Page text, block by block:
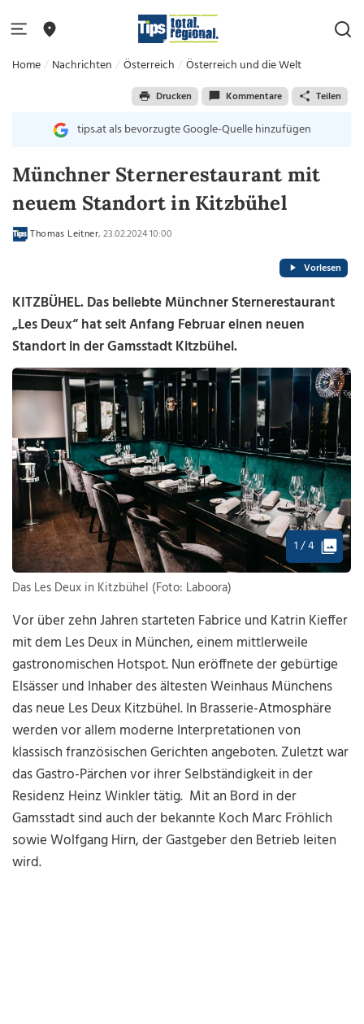
Home Nachrichten Österreich Österreich und die Welt
Drucken Kommentare Teilen
tips.at als bevorzugte Google-Quelle hinzufügen
Münchner Sternerestaurant mit
neuem Standort in Kitzbühel
Thomas Leitner, 23.02.2024 10:00
Vorlesen
KITZBÜHEL. Das beliebte Münchner Sternerestaurant
„Les Deux“ hat seit Anfang Februar einen neuen
Standort in der Gamsstadt Kitzbühel.
1 / 4
Das Les Deux in Kitzbühel (Foto: Laboora)
Vor über zehn Jahren starteten Fabrice und Katrin Kieffer
mit dem Les Deux in München, einem mittlerweile
gastronomischen Hotspot. Nun eröffnete der gebürtige
Elsässer und Inhaber des ältesten Weinhaus Münchens
das neue Les Deux Kitzbühel. In Brasserie-Atmosphäre
werden vor allem moderne Interpretationen von
klassisch französischen Gerichten angeboten. Zuletzt war
das Gastro-Pärchen vor ihrer Selbständigkeit in der
Residenz Heinz Winkler tätig. Mit an Bord in der
Gamsstadt sind auch der bekannte Koch Marc Fröhlich
sowie Wolfgang Hirn, der Gastgeber den Betrieb leiten
wird.